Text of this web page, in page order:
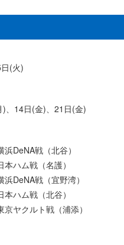
(火)
、14日(金)、21日(金)
DeNA戦（北谷）
ハム戦（名護）
DeNA戦（宜野湾）
ハム戦（北谷）
ヤクルト戦（浦添）